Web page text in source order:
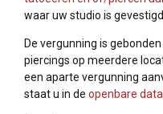
waar uw studio is
De vergunning is
piercings op meerdere
een aparte vergunning
staat u in de openbare